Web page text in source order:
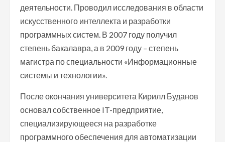
деятельности. Проводил исследования в области
искусственного интеллекта и разработки
программных систем. В 2007 году получил
степень бакалавра, а в 2009 году – степень
магистра по специальности «Информационные
системы и технологии».
После окончания университета Кирилл Буданов
основал собственное IT-предприятие,
специализирующееся на разработке
программного обеспечения для автоматизации